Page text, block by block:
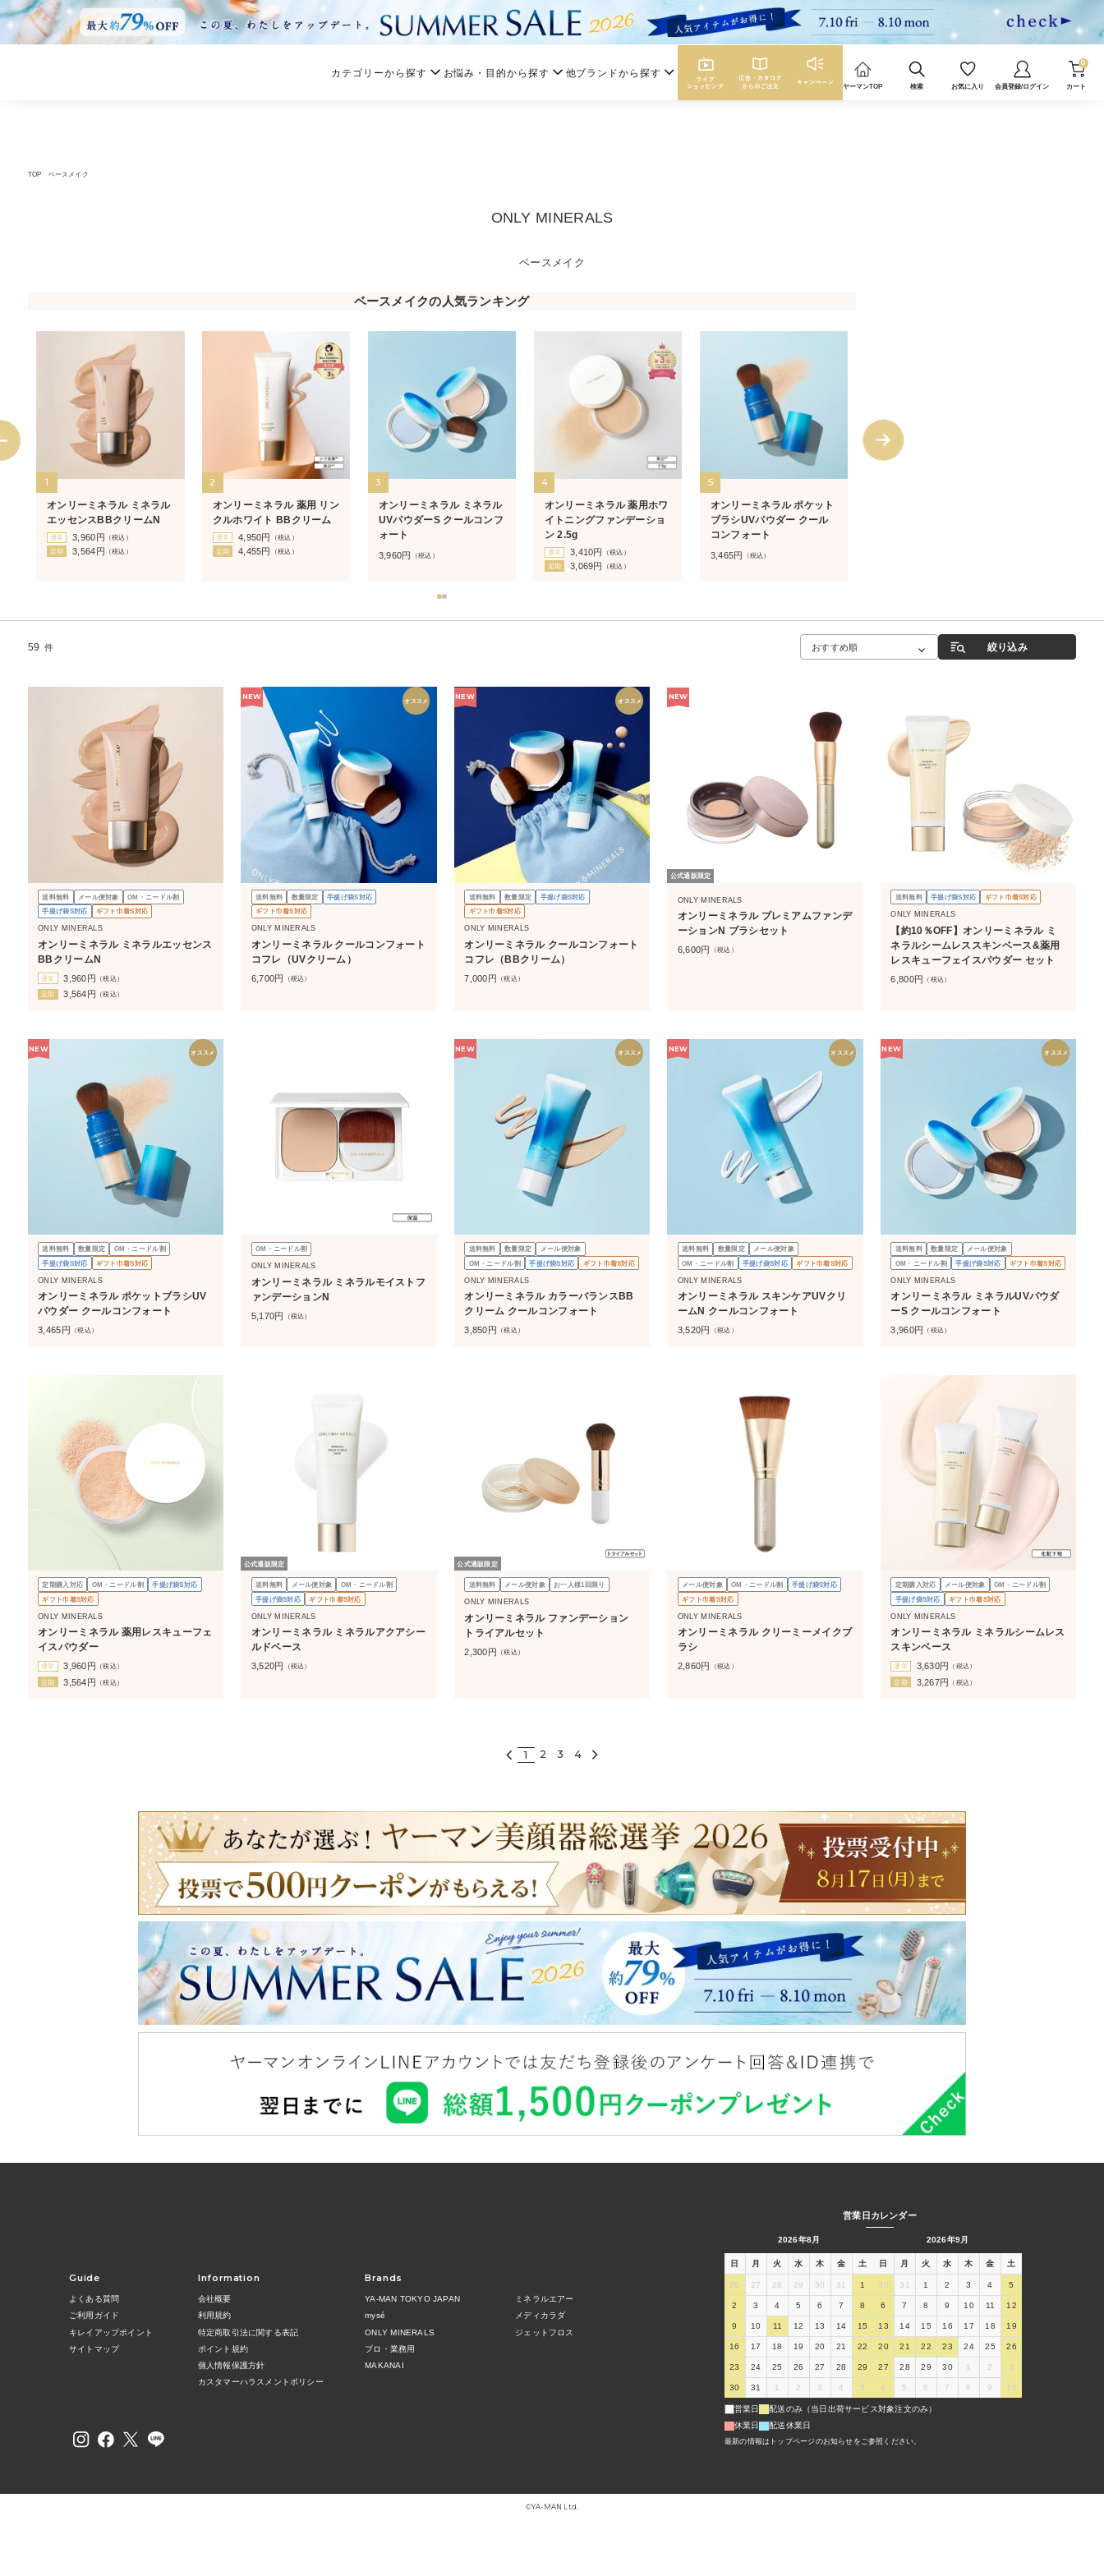
カテゴリーから探す お悩み・目的から探す 他ブランドから探す
ヤーマンTOP 検索 お気に入り 会員登録/ログイン カート
0
TOP ベースメイク
ONLY MINERALS
ベースメイク
ベースメイクの人気ランキング
1
オンリーミネラル ミネラル
エッセンスBBクリームN
通常 3,960 円
（税込）
定期
3,564円 （税込）
2
オンリーミネラル 薬用 リン
クルホワイト BBクリーム
通常 4,950円
（税込）
定期
4,455円 （税込）
3
オンリーミネラル ミネラル
UVパウダーS クールコンフ
ォート
3,960円 （税込）
4
オンリーミネラル 薬用ホワ
イトニングファンデーショ
ン 2.5g
通常 3,410円
（税込）
定期
3,069円 （税込）
5
オンリーミネラル ポケット
ブラシUVパウダー クール
コンフォート
3,465円 （税込）
59 件 おすすめ順 絞り込み
送料無料 メール便対象
OM・ニードル割
手提げ袋S対応
ギフト巾着S対応
ONLY MINERALS
オンリーミネラル ミネラルエッセンス
BBクリームN
通常 3,960円 （税込）
定期
3,564 円 （税込）
NEW オススメ
送料無料 数量限定
手提げ袋S対応
ギフト巾着S対応
ONLY MINERALS
オンリーミネラル クールコンフォート
コフレ（UVクリーム）
6,700円 （税込）
NEW オススメ
送料無料 数量限定
手提げ袋S対応
ギフト巾着S対応
ONLY MINERALS
オンリーミネラル クールコンフォート
コフレ（BBクリーム）
7,000円 （税込）
NEW
公式通販限定
ONLY MINERALS
オンリーミネラル プレミアムファンデ
ーションN ブラシセット
6,600円 （税込）
送料無料 手提げ袋S対応 ギフト巾着S対応
ONLY MINERALS
【約10％OFF】オンリーミネラル ミ
ネラルシームレススキンベース&薬用
レスキューフェイスパウダー セット
6,800円 （税込）
NEW オススメ
送料無料 数量限定
OM・ニードル割
手提げ袋S対応
ギフト巾着S対応
ONLY MINERALS
オンリーミネラル ポケットブラシUV
パウダー クールコンフォート
3,465 円 （税込）
OM・ニードル割
ONLY MINERALS
オンリーミネラル ミネラルモイストフ
ァンデーションN
5,170円 （税込）
NEW オススメ
送料無料 数量限定
メール便対象
OM・ニードル割
手提げ袋S対応 ギフト巾着S対応
ONLY MINERALS
オンリーミネラル カラーバランスBB
クリーム クールコンフォート
3,850 円 （税込）
NEW オススメ
送料無料 数量限定
メール便対象
OM・ニードル割
手提げ袋S対応 ギフト巾着S対応
ONLY MINERALS
オンリーミネラル スキンケアUVクリ
ームN クールコンフォート
3,520円 （税込）
NEW オススメ
送料無料 数量限定
メール便対象
OM・ニードル割
手提げ袋S対応 ギフト巾着S対応
ONLY MINERALS
オンリーミネラル ミネラルUVパウダ
ーS クールコンフォート
3,960円 （税込）
定期購入対応 OM・ニードル割
手提げ袋S対応
ギフト巾着S対応
ONLY MINERALS
オンリーミネラル 薬用レスキューフェ
イスパウダー
通常 3,960 円
（税込）
定期
3,564円 （税込）
公式通販限定
送料無料 メール便対象
OM・ニードル割
手提げ袋S対応
ギフト巾着S対応
ONLY MINERALS
オンリーミネラル ミネラルアクアシー
ルドベース
3,520円 （税込）
公式通販限定
送料無料 メール便対象 お一人様1回限り
ONLY MINERALS
オンリーミネラル ファンデーション
トライアルセット
2,300円 （税込）
メール便対象 OM・ニードル割
手提げ袋S対応
ギフト巾着S対応
ONLY MINERALS
オンリーミネラル クリーミーメイクブ
ラシ
2,860円 （税込）
定期購入対応 メール便対象
OM・ニードル割
手提げ袋S対応
ギフト巾着S対応
ONLY MINERALS
オンリーミネラル ミネラルシームレス
スキンベース
通常 3,630円
（税込）
定期
3,267円 （税込）
1 2 3 4
Guide
よくある質問
ご利用ガイド
キレイアップポイント
サイトマップ
Information
会社概要
利用規約
特定商取引法に関する表記
ポイント規約
個人情報保護方針
カスタマーハラスメントポリシー
Brands
YA-MAN TOKYO JAPAN
mysé
ONLY MINERALS
プロ・業務用
MAKANAI
ミネラルエアー
メディカラダ
ジェットフロス
営業日カレンダー
2026年8月
日 月 火 水 木 金 土
26 27 28 29 30 31 1
2 3 4 5 6 7 8
9 10 11 12 13 14 15
16 17 18 19 20 21 22
23 24 25 26 27 28 29
30 31 1 2 3 4 5
2026年9月
日 月 火 水 木 金 土
30 31 1 2 3 4 5
6 7 8 9 10 11 12
13 14 15 16 17 18 19
20 21 22 23 24 25 26
27 28 29 30 1 2 3
4 5 6 7 8 9 10
営業日
配送のみ（当日出荷サービス対象注文のみ）
休業日
配送休業日
最新の情報はトップページのお知らせをご参照ください。
©︎YA-MAN Ltd.